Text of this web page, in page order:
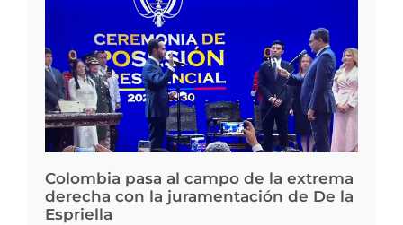
Colombia pasa al campo de la extrema
derecha con la juramentación de De la
Espriella